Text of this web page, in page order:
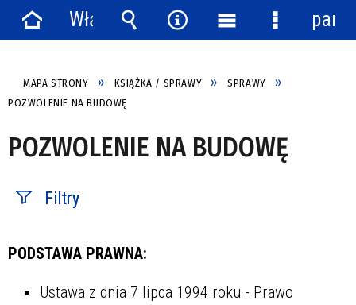
MAPA STRONY KSIĄŻKA / SPRAWY
SPRAWY
POZWOLENIE NA BUDOWĘ
POZWOLENIE NA BUDOWĘ
Filtry
nazwisko
PODSTAWA PRAWNA:
Ustawa z dnia 7 lipca 1994 roku - Prawo
Strona
Włącz
powiadomienia
Wyszukiwarka
Narzędzia
MenuMenu
panel